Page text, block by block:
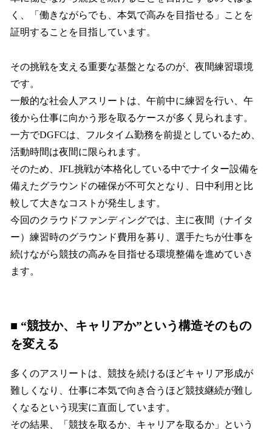
く、「働きながらでも、本気で高みを目指せる」ことを
証明することを目指しています。
その挑戦を支える重要な基盤となるのが、夜間練習環境
です。
一般的な社会人アスリートは、午前中に練習を行い、午
後から仕事に向かう形を取るケースが多く見られます。
一方でDGFCは、フルタイム勤務を前提としているため、
活動時間は夜間に限られます。
そのため、JFL挑戦が本格化している中でナイター設備を
備えたグラウンドの確保が不可欠となり、日中利用と比
較して大きなコストが発生します。
今回のクラウドファンディングでは、主に夜間（ナイタ
ー）練習時のグラウンド費用を募り、選手たちが仕事を
続けながら競技の高みを目指せる環境整備を進めていき
ます。
■ “競技か、キャリアか”という構造そのもの
を変える
多くのアスリートは、競技を続けるほどキャリア形成が
難しくなり、仕事に本気で向き合うほど競技継続が難し
くなるという現実に直面しています。
その結果、「競技を取るか、キャリアを取るか」という